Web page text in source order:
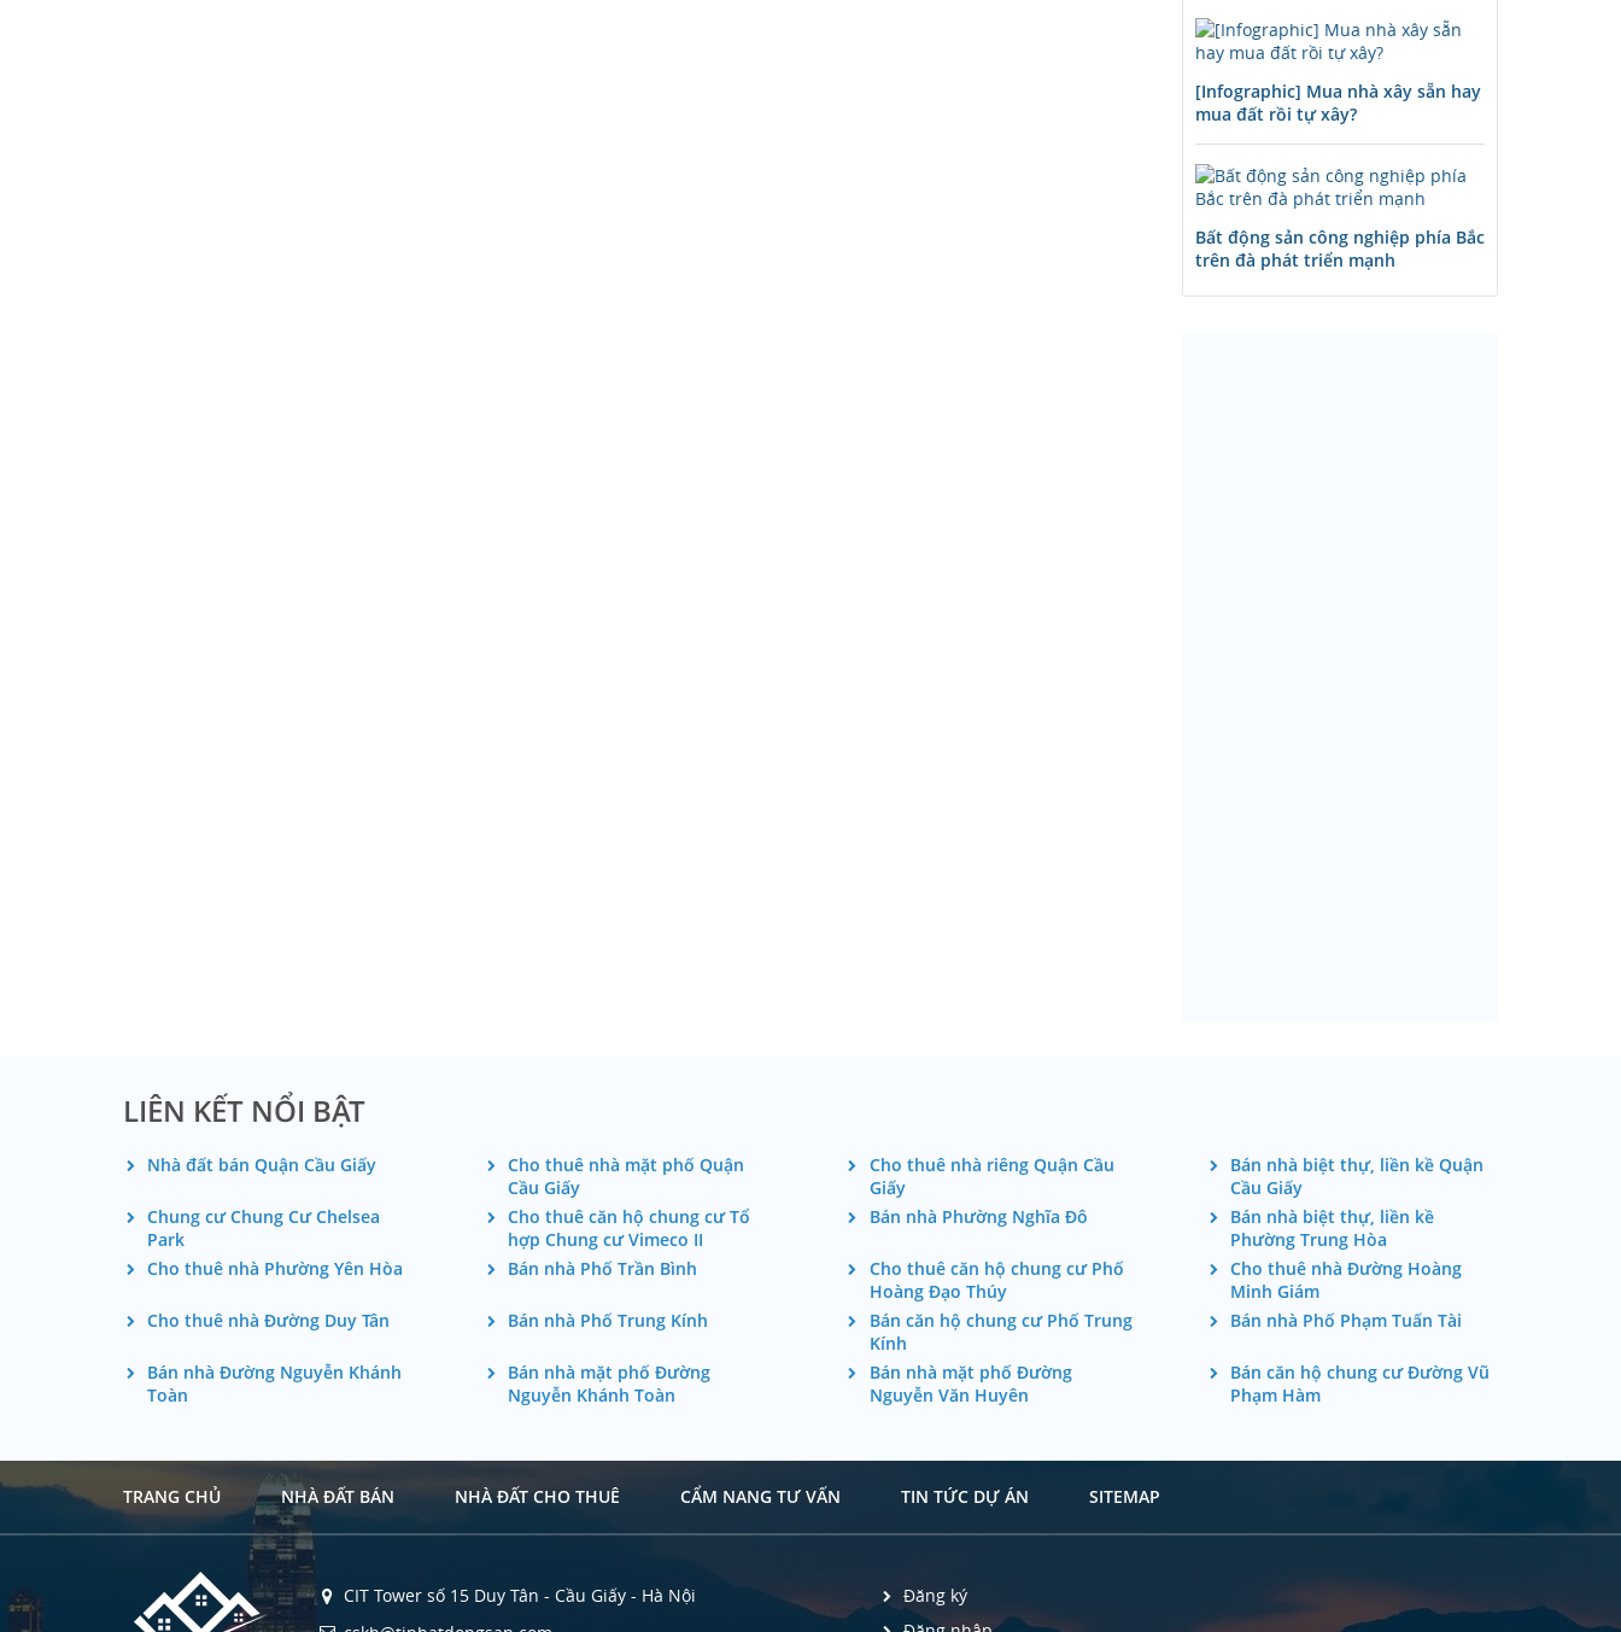
[Infographic] Mua nhà xây sẵn hay
mua đất rồi tự xây?
Bất động sản công nghiệp phía Bắc
trên đà phát triển mạnh
LIÊN KẾT NỔI BẬT
Nhà đất bán Quận Cầu Giấy
Cho thuê nhà mặt phố Quận
Cầu Giấy
Cho thuê nhà riêng Quận Cầu
Giấy
Bán nhà biệt thự, liền kề Quận
Cầu Giấy
Chung cư Chung Cư Chelsea
Park
Cho thuê căn hộ chung cư Tổ
hợp Chung cư Vimeco II
Bán nhà Phường Nghĩa Đô
Bán nhà biệt thự, liền kề
Phường Trung Hòa
Cho thuê nhà Phường Yên Hòa
Bán nhà Phố Trần Bình
Cho thuê căn hộ chung cư Phố
Hoàng Đạo Thúy
Cho thuê nhà Đường Hoàng
Minh Giám
Cho thuê nhà Đường Duy Tân
Bán nhà Phố Trung Kính
Bán căn hộ chung cư Phố Trung
Kính
Bán nhà Phố Phạm Tuấn Tài
Bán nhà Đường Nguyễn Khánh
Toàn
Bán nhà mặt phố Đường
Nguyễn Khánh Toàn
Bán nhà mặt phố Đường
Nguyễn Văn Huyên
Bán căn hộ chung cư Đường Vũ
Phạm Hàm
TRANG CHỦ NHÀ ĐẤT BÁN NHÀ ĐẤT CHO THUÊ CẨM NANG TƯ VẤN TIN TỨC DỰ ÁN SITEMAP
CIT Tower số 15 Duy Tân - Cầu Giấy - Hà Nội
Đăng ký